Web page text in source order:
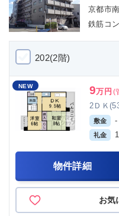
京都市
鉄筋コ
202(2階)
NEW 9万円 (
2ＤＫ
敷金 -
礼金
物件詳細
お気